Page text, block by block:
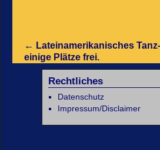
← Lateinamerikanisches
einige Plätze frei.
Rechtliches
Datenschutz
Impressum/Disclaimer